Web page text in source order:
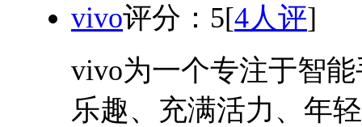
vivo评分： 5[4人评]
vivo为一个专注于智
乐趣、充满活力、年